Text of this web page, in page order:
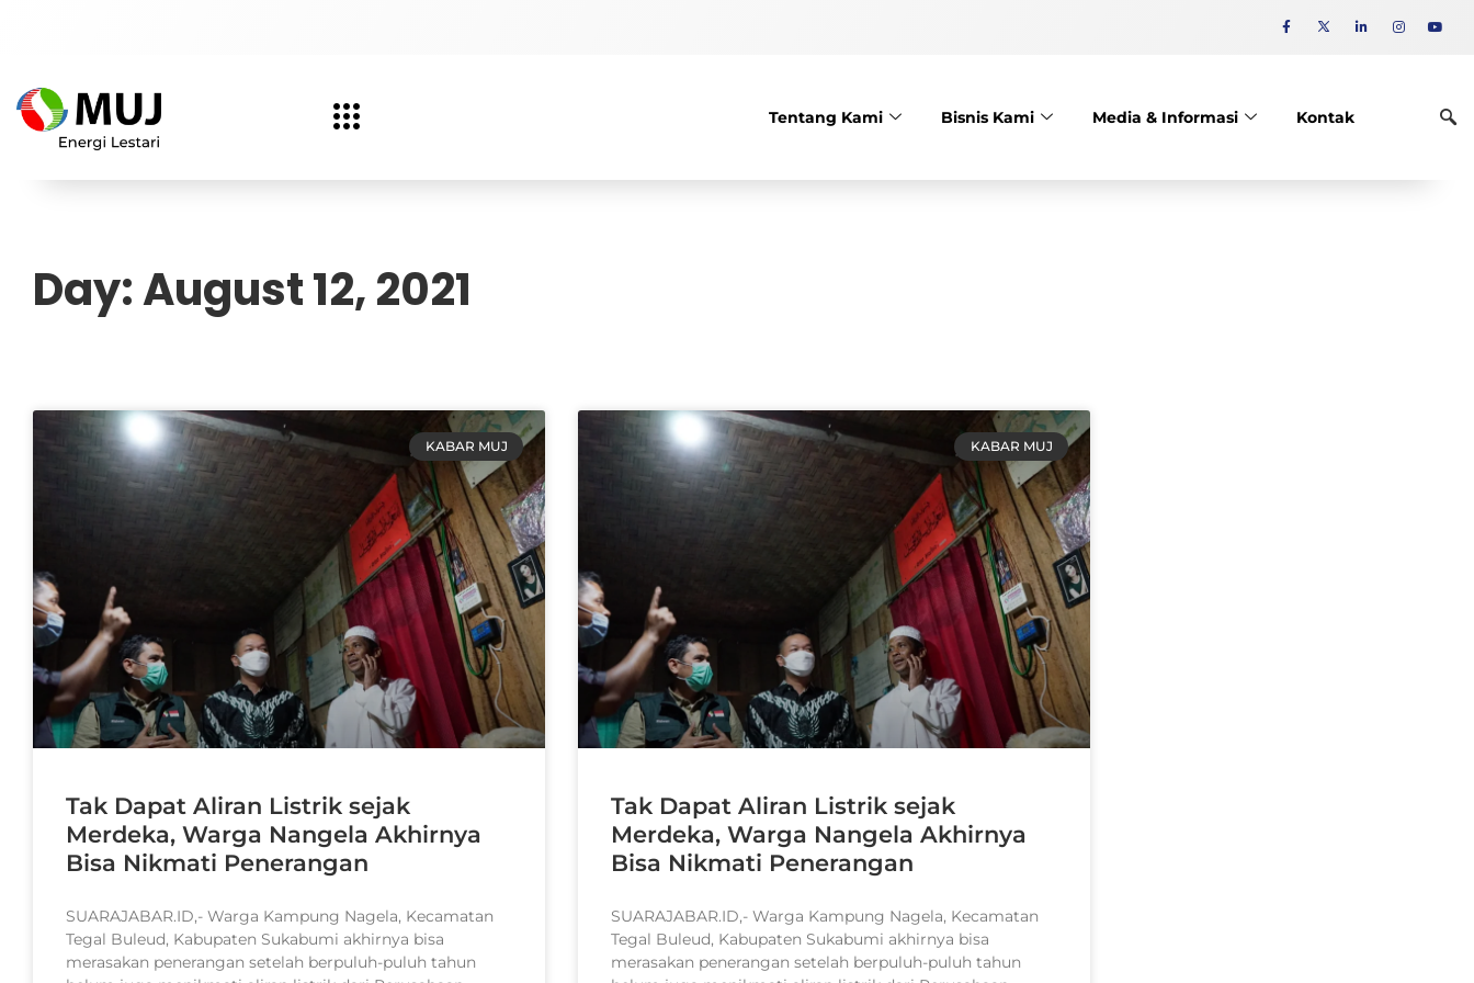
Tentang Kami Bisnis Kami Media & Informasi Kontak
Day: August 12, 2021
KABAR MUJ
Tak Dapat Aliran Listrik sejak
Merdeka, Warga Nangela Akhirnya
Bisa Nikmati Penerangan
SUARAJABAR.ID,- Warga Kampung Nagela, Kecamatan
Tegal Buleud, Kabupaten Sukabumi akhirnya bisa
merasakan penerangan setelah berpuluh-puluh tahun
KABAR MUJ
Tak Dapat Aliran Listrik sejak
Merdeka, Warga Nangela Akhirnya
Bisa Nikmati Penerangan
SUARAJABAR.ID,- Warga Kampung Nagela, Kecamatan
Tegal Buleud, Kabupaten Sukabumi akhirnya bisa
merasakan penerangan setelah berpuluh-puluh tahun